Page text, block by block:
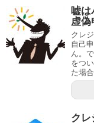
嘘
虚
クレ
自己
ん。
をつ
た場
クレ